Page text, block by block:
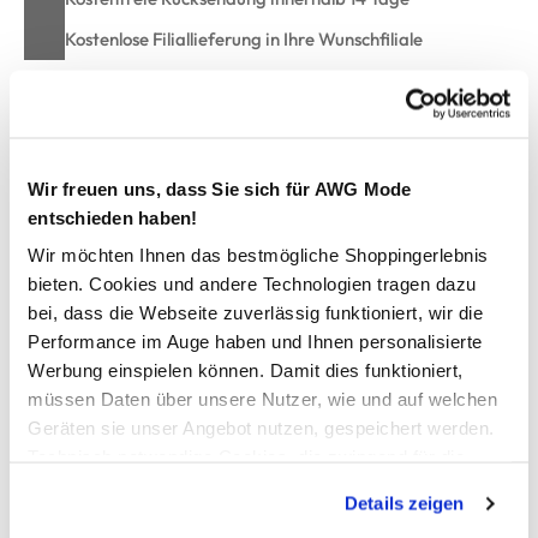
Wir freuen uns, dass Sie sich für AWG Mode
entschieden haben!
Wir möchten Ihnen das bestmögliche Shoppingerlebnis
bieten. Cookies und andere Technologien tragen dazu
bei, dass die Webseite zuverlässig funktioniert, wir die
Performance im Auge haben und Ihnen personalisierte
Werbung einspielen können. Damit dies funktioniert,
müssen Daten über unsere Nutzer, wie und auf welchen
Geräten sie unser Angebot nutzen, gespeichert werden.
werden, werden bei der Nutzung der Webseite auf jeden
Details zeigen
Kostenlose Filiallieferung in Ihre Wunschfiliale
Ringerrrücken mit raffiniertem Einblick
Praktischer Häkchenverschluss
Breites Unterbrustband für guten Halt
Passt sich super dem Körper an